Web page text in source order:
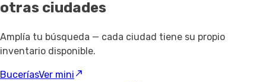
otras ciudades
Amplía tu búsqueda — cada ciudad tiene su propio
inventario disponible.
BuceríasVer mini